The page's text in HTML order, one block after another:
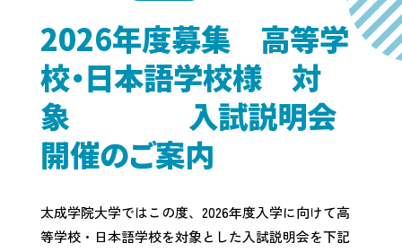
2026年度募集 高等学
校・日本語学校様 対
象 入試説明会
開催のご案内
太成学院大学ではこの度、2026年度入学に向けて高
等学校・日本語学校を対象とした入試説明会を下記